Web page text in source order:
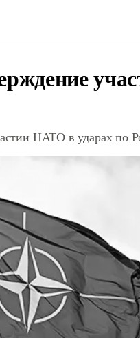
НАТО в ударах по